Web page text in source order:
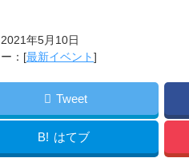
2021年5月10日
：[最新イベント]
Tweet
B! はてブ